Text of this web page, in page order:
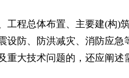
工程总体布置、主要建(构)
设防、防洪减灾、消防应
重大技术问题的，还应阐